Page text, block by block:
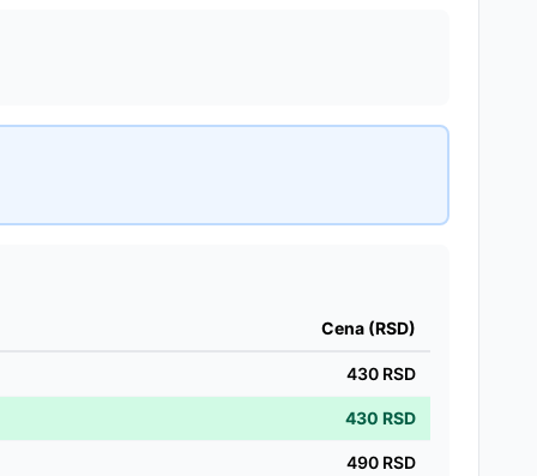
Cena (RSD)
430 RSD
430 RSD
490 RSD